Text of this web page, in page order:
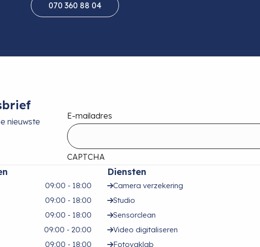
070 360 88 04
nieuwste
E-mailadres
CAPTCHA
09:00 - 18:00
09:00 - 18:00
09:00 - 18:00
09:00 - 20:00
09:00 - 18:00
Diensten
Camera verzekering
Studio
Sensorclean
Video digitaliseren
Fotovaklab